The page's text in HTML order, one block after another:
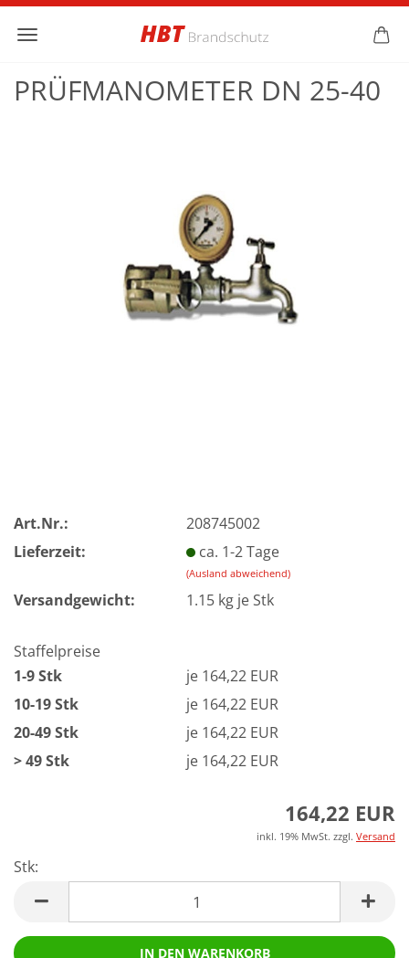
PRÜFMANOMETER DN 25-40
Art.Nr.:
208745002
Lieferzeit:
ca. 1-2 Tage
(Ausland abweichend)
Versandgewicht: 1.15 kg je Stk
Staffelpreise
1-9 Stk
je 164,22 EUR
10-19 Stk
je 164,22 EUR
20-49 Stk
je 164,22 EUR
> 49 Stk
je 164,22 EUR
164,22 EUR
inkl. 19% MwSt. zzgl. Versand
Stk: